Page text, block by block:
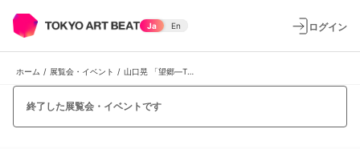
Ja En ログイン
ホーム / 展覧会・イベント /
終了した展覧会・イベントです